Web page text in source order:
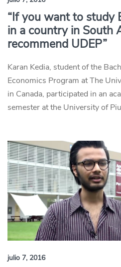
“If you want to study
in a country in South
recommend UDEP”
Karan Kedia, student of the
Economics Program at The
in Canada, participated in an
semester at the University of
julio 7, 2016